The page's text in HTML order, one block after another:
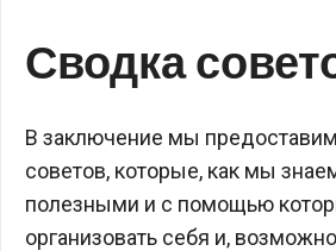
Сводка
В заключение мы
советов, которые, как мы
полезными и с помощью
организовать себя и,